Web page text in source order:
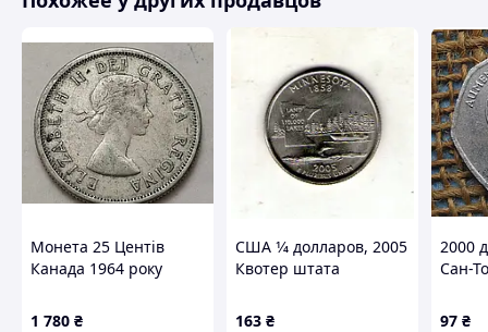
Монета 25 Центів
Канада 1964 року
1 780 ₴
США 1⁄4 долларов, 2005
Квотер штата
163 ₴
2000
Сан-
97 ₴